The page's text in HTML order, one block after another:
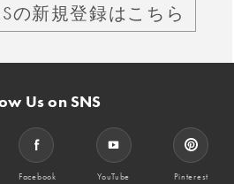
の新規登録はこちら
Us on SNS
Facebook YouTube Pinterest